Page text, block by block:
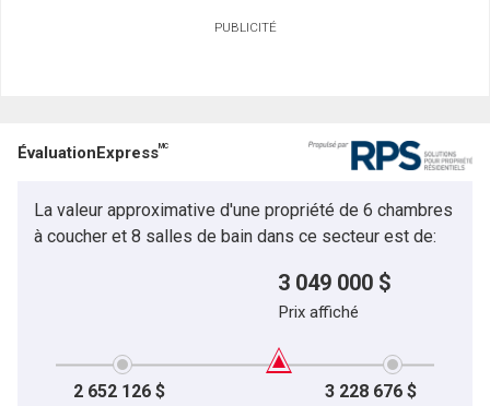
PUBLICITÉ
ÉvaluationExpressMC
La valeur approximative d'une propriété de 6 chambres
à coucher et 8 salles de bain dans ce secteur est de:
3 049 000 $
Prix affiché
2 652 126 $ 3 228 676 $